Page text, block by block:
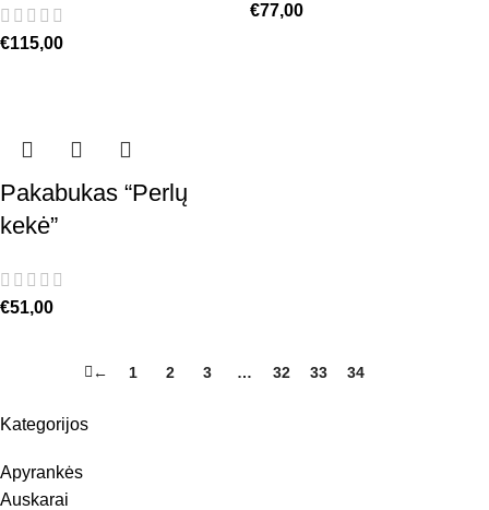
Kategorijos
Apyrankės
Auskarai
€115,00
€77,00
Pakabukas “Perlų
kekė”
€51,00
← 1 2 3 … 32 33 34